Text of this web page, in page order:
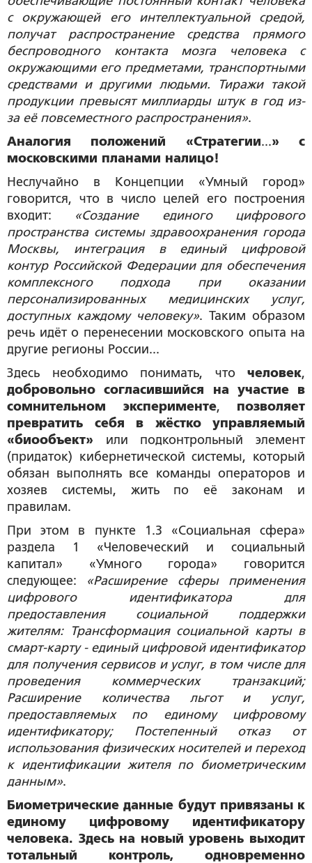
с окружающей его интеллектуальной средой,
получат распространение средства прямого
беспроводного контакта мозга человека с
окружающими его предметами, транспортными
средствами и другими людьми. Тиражи такой
продукции превысят миллиарды штук в год из-
за её повсеместного распространения».
Аналогия положений «Стратегии...» с
московскими планами налицо!
Неслучайно в Концепции «Умный город»
говорится, что в число целей его построения
входит: «Создание единого цифрового
пространства системы здравоохранения города
Москвы, интеграция в единый цифровой
контур Российской Федерации для обеспечения
комплексного подхода при оказании
персонализированных медицинских услуг,
доступных каждому человеку». Таким образом
речь идёт о перенесении московского опыта на
другие регионы России...
Здесь необходимо понимать, что человек,
добровольно согласившийся на участие в
сомнительном эксперименте, позволяет
превратить себя в жёстко управляемый
«биообъект» или подконтрольный элемент
(придаток) кибернетической системы, который
обязан выполнять все команды операторов и
хозяев системы, жить по её законам и
правилам.
При этом в пункте 1.3 «Социальная сфера»
раздела 1 «Человеческий и социальный
капитал» «Умного города» говорится
следующее: «Расширение сферы применения
цифрового идентификатора для
предоставления социальной поддержки
жителям: Трансформация социальной карты в
смарт-карту - единый цифровой идентификатор
для получения сервисов и услуг, в том числе для
проведения коммерческих транзакций;
Расширение количества льгот и услуг,
предоставляемых по единому цифровому
идентификатору; Постепенный отказ от
использования физических носителей и переход
к идентификации жителя по биометрическим
данным».
Биометрические данные будут привязаны к
единому цифровому идентификатору
человека. Здесь на новый уровень выходит
тотальный контроль, одновременно